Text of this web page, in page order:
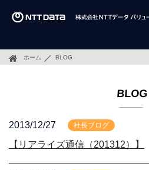
ホーム BLOG
BLOG
2013/12/27 社長ブログ
【リアライズ通信（201312）】